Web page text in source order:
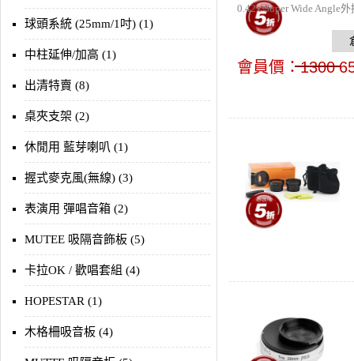
球頭系統 (25mm/1吋) (1)
中柱延伸/加高 (1)
出清特賣 (8)
桌夾支架 (2)
休閒用 藍芽喇叭 (1)
握式麥克風(無線) (3)
表演用 彈唱音箱 (2)
MUTEE 吸隔音飾板 (5)
卡拉OK / 歡唱套組 (4)
HOPESTAR (1)
木格柵吸音板 (4)
0.42x Super Wide Angle
會員價：1300